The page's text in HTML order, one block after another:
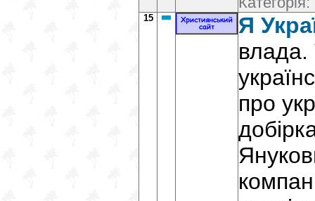
15
Я
влада.
про